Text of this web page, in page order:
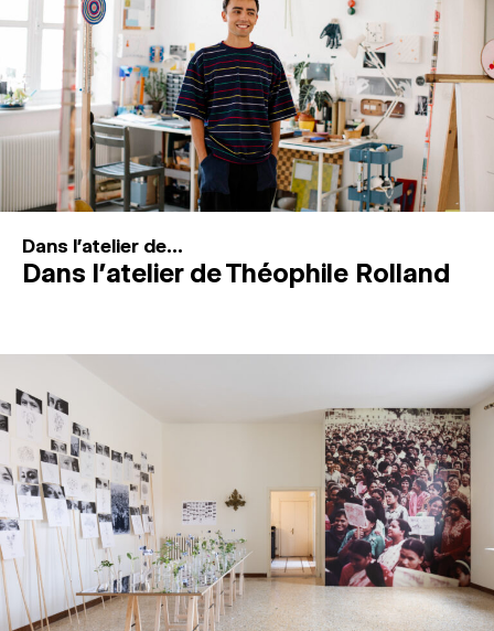
ESPACES DE PRATIQUE ARTISTIQUE ↓
Recherche
Connexion
Dans l'atelier de...
Dans l’atelier de Théophile Rolland